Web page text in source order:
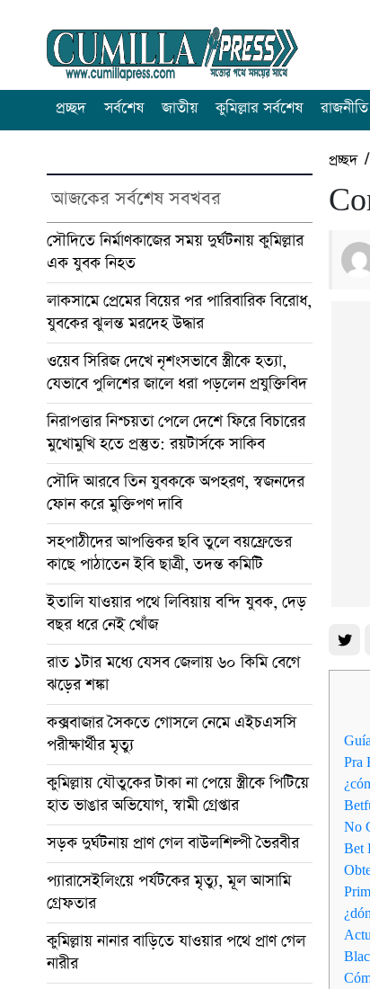
প্রচ্ছদ সর্বশেষ জাতীয় কুমিল্লার সর্বশেষ রাজনীতি
আজকের সর্বশেষ সবখবর
সৌদিতে নির্মাণকাজের সময় দুর্ঘটনায় কুমিল্লার
এক যুবক নিহত
লাকসামে প্রেমের বিয়ের পর পারিবারিক বিরোধ,
যুবকের ঝুলন্ত মরদেহ উদ্ধার
ওয়েব সিরিজ দেখে নৃশংসভাবে স্ত্রীকে হত্যা,
যেভাবে পুলিশের জালে ধরা পড়লেন প্রযুক্তিবিদ
নিরাপত্তার নিশ্চয়তা পেলে দেশে ফিরে বিচারের
মুখোমুখি হতে প্রস্তুত: রয়টার্সকে সাকিব
সৌদি আরবে তিন যুবককে অপহরণ, স্বজনদের
ফোন করে মুক্তিপণ দাবি
সহপাঠীদের আপত্তিকর ছবি তুলে বয়ফ্রেন্ডের
কাছে পাঠাতেন ইবি ছাত্রী, তদন্ত কমিটি
ইতালি যাওয়ার পথে লিবিয়ায় বন্দি যুবক, দেড়
বছর ধরে নেই খোঁজ
রাত ১টার মধ্যে যেসব জেলায় ৬০ কিমি বেগে
ঝড়ের শঙ্কা
কক্সবাজার সৈকতে গোসলে নেমে এইচএসসি
পরীক্ষার্থীর মৃত্যু
কুমিল্লায় যৌতুকের টাকা না পেয়ে স্ত্রীকে পিটিয়ে
হাত ভাঙার অভিযোগ, স্বামী গ্রেপ্তার
সড়ক দুর্ঘটনায় প্রাণ গেল বাউলশিল্পী ভৈরবীর
প্যারাসেইলিংয়ে পর্যটকের মৃত্যু, মূল আসামি
গ্রেফতার
কুমিল্লায় নানার বাড়িতে যাওয়ার পথে প্রাণ গেল
নারীর
প্রচ্ছদ
Pra
No
Bet